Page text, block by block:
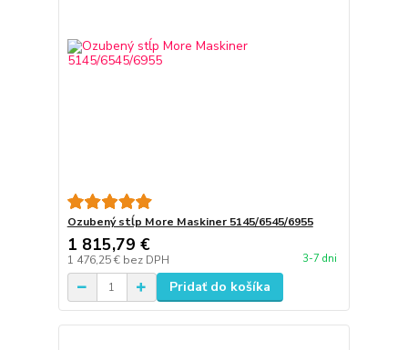
Ozubený stĺp More Maskiner 5145/6545/6955
1 815,79 €
1 476,25 € bez DPH 3-7 dni
Pridať do košíka